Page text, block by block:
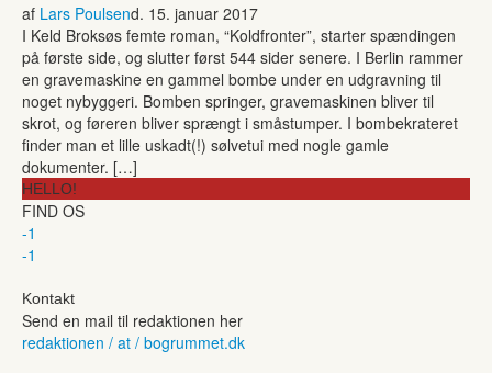
af Lars Poulsend. 15. januar 2017
I Keld Broksøs femte roman, “Koldfronter”, starter spændingen
på første side, og slutter først 544 sider senere. I Berlin rammer
en gravemaskine en gammel bombe under en udgravning til
noget nybyggeri. Bomben springer, gravemaskinen bliver til
skrot, og føreren bliver sprængt i småstumper. I bombekrateret
finder man et lille uskadt(!) sølvetui med nogle gamle
dokumenter. […]
HELLO!
FIND OS
-1
-1
Kontakt
Send en mail til redaktionen her
redaktionen / at / bogrummet.dk